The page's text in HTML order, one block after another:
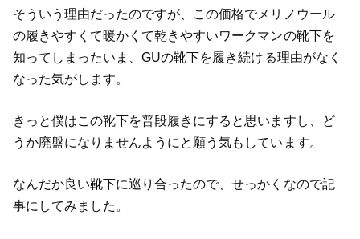
そういう理由だったのですが、この価格でメリノウール
の履きやすくて暖かくて乾きやすいワークマンの靴下を
知ってしまったいま、GUの靴下を履き続ける理由がなく
なった気がします。
きっと僕はこの靴下を普段履きにすると思いますし、ど
うか廃盤になりませんようにと願う気もしています。
なんだか良い靴下に巡り合ったので、せっかくなので記
事にしてみました。